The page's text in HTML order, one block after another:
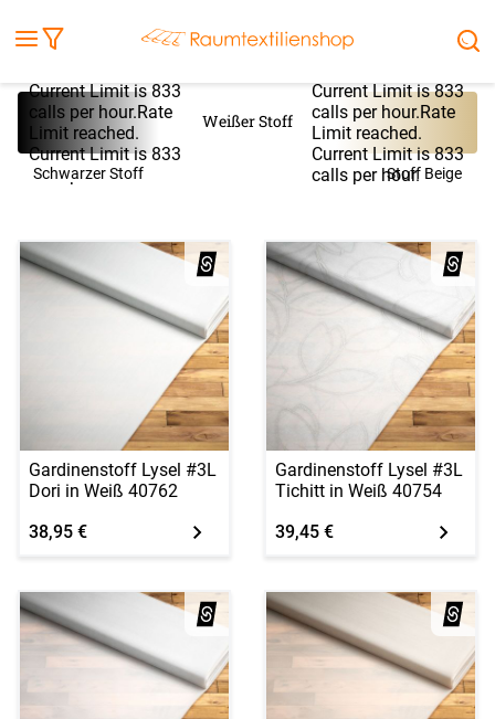
FENSTER & TÜREN
Außenrollo
Stoffe
TERRASSE, GARTEN & CO.
Markise Sonnensegel
Current Limit is 833
calls per hour.Rate
Limit reached.
Current Limit is 833
calls per hour.
Schwarzer Stoff
Weißer Stoff
Stoff Beige
Current Limit is 833
calls per hour.Rate
Limit reached.
Current Limit is 833
calls per hour.
Gardinenstoff Lysel #3L
Dori in Weiß 40762
38,95 €
Gardinenstoff Lysel #3L
Tichitt in Weiß 40754
39,45 €